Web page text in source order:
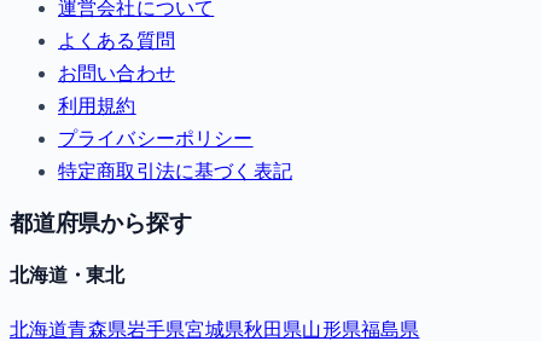
運営会社について
よくある質問
お問い合わせ
利用規約
プライバシーポリシー
特定商取引法に基づく表記
都道府県から探す
北海道・東北
北海道青森県岩手県宮城県秋田県山形県福島県